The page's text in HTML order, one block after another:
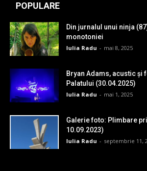
POPULARE
Din jurnalul unui ninja
monotoniei
Iulia Radu - mai 8, 2025
Bryan Adams, acustic și
Palatului (30.04.2025)
Iulia Radu - mai 1, 2025
Galerie foto: Plimbare
10.09.2023)
Iulia Radu - septembrie 11,